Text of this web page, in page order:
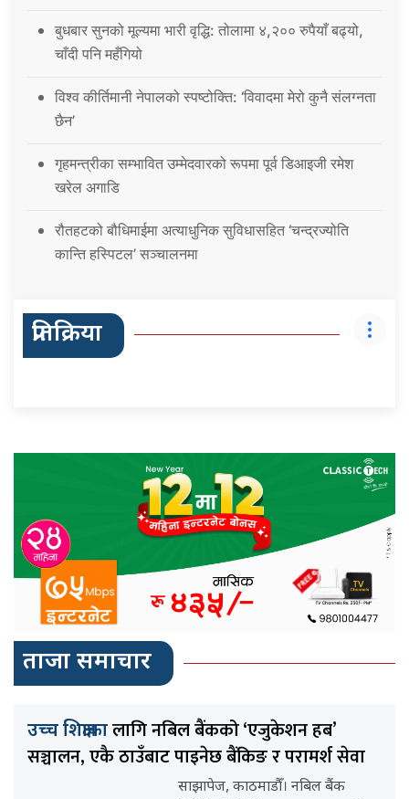
बुधबार सुनको मूल्यमा भारी वृद्धि: तोलामा ४,२०० रुपैयाँ बढ्यो,
चाँदी पनि महँगियो
विश्व कीर्तिमानी नेपालको स्पष्टोक्ति: ‘विवादमा मेरो कुनै संलग्नता
छैन’
गृहमन्त्रीका सम्भावित उम्मेदवारको रूपमा पूर्व डिआइजी रमेश
खरेल अगाडि
रौतहटको बौधिमाईमा अत्याधुनिक सुविधासहित ‘चन्द्रज्योति
कान्ति हस्पिटल’ सञ्चालनमा
प्रतिक्रिया
ताजा समाचार
उच्च शिक्षाकालागि नबिल बैंकको ‘एजुकेशन हब’
सञ्चालन, एकै ठाउँबाट पाइनेछ बैंकिङ र परामर्श सेवा
साझापेज, काठमाडौँ। नबिल बैंक